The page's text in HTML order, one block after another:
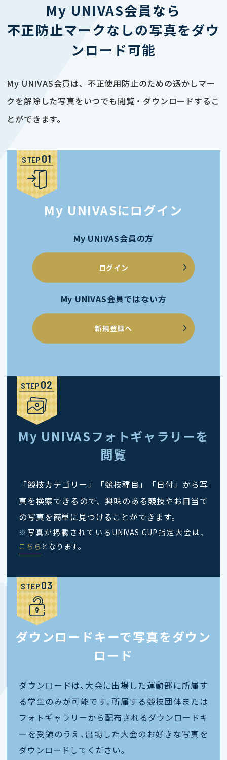
My UNIVAS会員なら
不正防止マークなしの写真をダウ
ンロード可能
My UNIVAS会員は、不正使用防止のための透かしマー
クを解除した写真をいつでも閲覧・ダウンロードするこ
とができます。
STEP
My UNIVASにログイン
My UNIVAS会員の方
ログイン
My UNIVAS会員ではない方
新規登録へ
STEP
My UNIVASフォトギャラリーを
閲覧
「競技カテゴリー」「競技種目」「日付」から写
真を検索できるので、興味のある競技やお目当て
の写真を簡単に見つけることができます。
※ 写真が掲載されているUNIVAS CUP指定大会は、
こちら となります。
STEP
ダウンロードキーで写真をダウン
ロード
ダウンロードは､大会に出場した運動部に所属す
る学生のみが可能です｡所属する競技団体または
フォトギャラリーから配布されるダウンロードキ
ーを受領のうえ､出場した大会のお好きな写真を
ダウンロードしてください｡